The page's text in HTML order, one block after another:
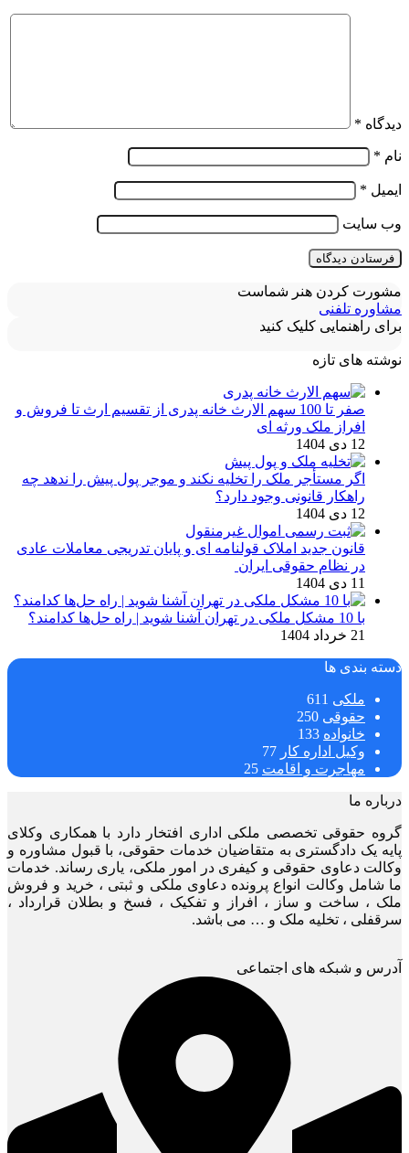
دیدگاه *
نام *
ایمیل *
وب‌ سایت
مشورت کردن هنر شماست
مشاوره تلفنی
برای راهنمایی کلیک کنید
نوشته های تازه
صفر تا 100 سهم الارث خانه پدری از تقسیم ارث تا فروش و
افراز ملک ورثه ای
12 دی 1404
اگر مستأجر ملک را تخلیه نکند و موجر پول پیش را ندهد چه
راهکار قانونی وجود دارد؟
12 دی 1404
قانون جدید املاک قولنامه ای و پایان تدریجی معاملات عادی
در نظام حقوقی ایران
11 دی 1404
با 10 مشکل ملکی در تهران آشنا شوید | راه حل‌ها کدامند؟
21 خرداد 1404
دسته بندی ها
ملکی 611
حقوقی 250
خانواده 133
وکیل اداره کار 77
مهاجرت و اقامت 25
درباره ما
گروه حقوقی تخصصی ملکی اداری افتخار دارد با همکاری وکلای
پایه یک دادگستری به متقاضیان خدمات حقوقی، با قبول مشاوره و
وکالت دعاوی حقوقی و کیفری در امور ملکی، یاری رساند. خدمات
ما شامل وکالت انواع پرونده دعاوی ملکی و ثبتی ، خرید و فروش
ملک ، ساخت و ساز ، افراز و تفکیک ، فسخ و بطلان قرارداد ،
سرقفلی ، تخلیه ملک و … می باشد.
آدرس و شبکه های اجتماعی